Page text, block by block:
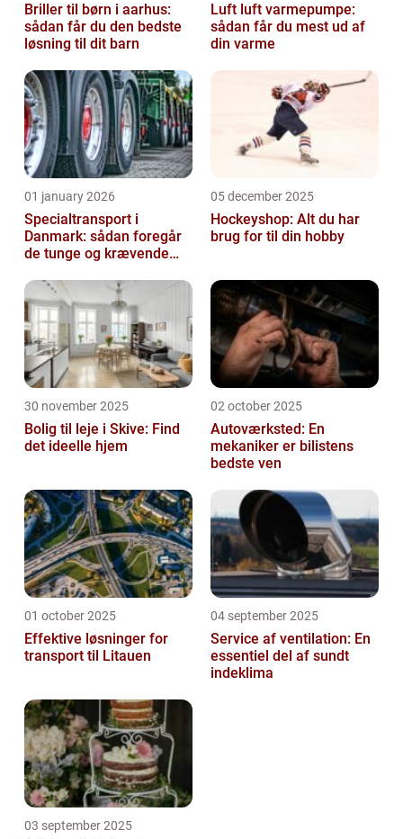
Briller til børn i aarhus:
sådan får du den bedste
løsning til dit barn
Luft luft varmepumpe:
sådan får du mest ud af
din varme
01 january 2026
Specialtransport i
Danmark: sådan foregår
de tunge og krævende
05 december 2025
Hockeyshop: Alt du har
brug for til din hobby
30 november 2025
Bolig til leje i Skive: Find
det ideelle hjem
02 october 2025
Autoværksted: En
mekaniker er bilistens
bedste ven
01 october 2025
Effektive løsninger for
transport til Litauen
04 september 2025
Service af ventilation: En
essentiel del af sundt
indeklima
03 september 2025